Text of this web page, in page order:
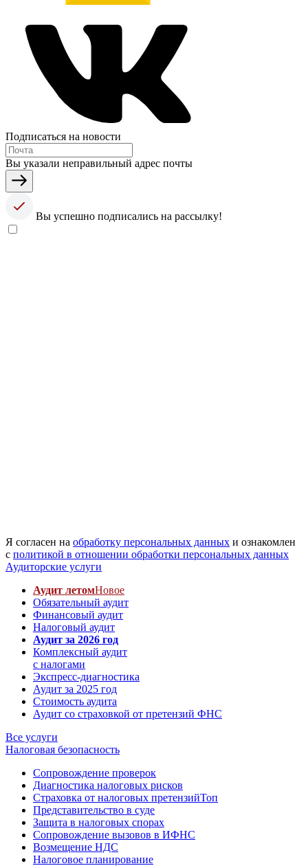
Подписаться на новости
Вы указали неправильный адрес почты
Вы успешно подписались на рассылку!
Я согласен на обработку персональных данных и ознакомлен
с политикой в отношении обработки персональных данных
Аудиторские услуги
Аудит летомНовое
Обязательный аудит
Финансовый аудит
Налоговый аудит
Аудит за 2026 год
Комплексный аудит
с налогами
Экспресс-диагностика
Аудит за 2025 год
Стоимость аудита
Аудит со страховкой от претензий ФНС
Все услуги
Налоговая безопасность
Сопровождение проверок
Диагностика налоговых рисков
Страховка от налоговых претензийТоп
Представительство в суде
Защита в налоговых спорах
Сопровождение вызовов в ИФНС
Возмещение НДС
Налоговое планирование